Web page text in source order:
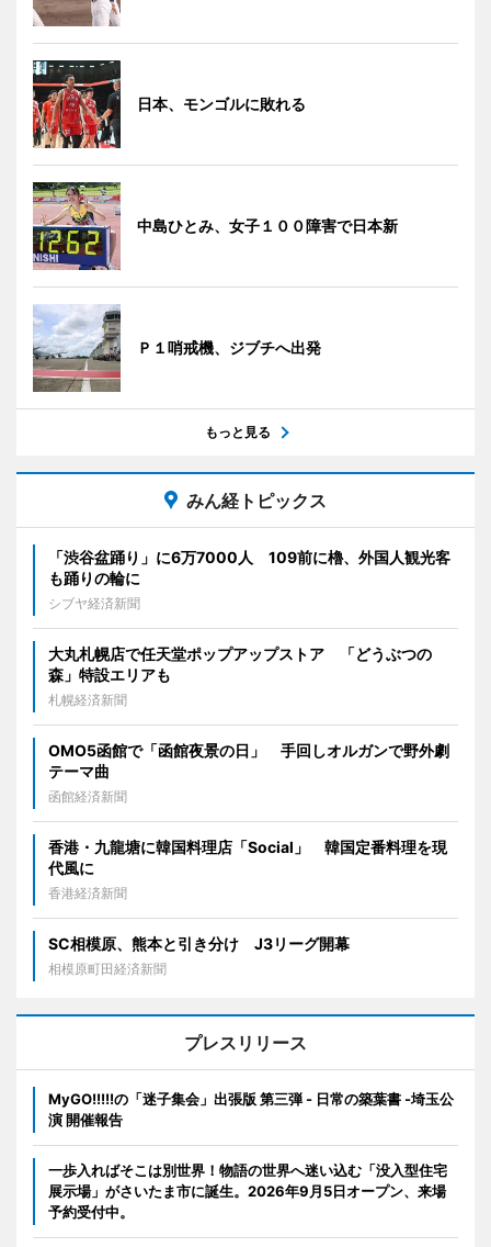
日本、モンゴルに敗れる
中島ひとみ、女子１００障害で日本新
Ｐ１哨戒機、ジブチへ出発
もっと見る
みん経トピックス
「渋谷盆踊り」に6万7000人 109前に櫓、外国人観光客
も踊りの輪に
シブヤ経済新聞
大丸札幌店で任天堂ポップアップストア 「どうぶつの
森」特設エリアも
札幌経済新聞
OMO5函館で「函館夜景の日」 手回しオルガンで野外劇
テーマ曲
函館経済新聞
香港・九龍塘に韓国料理店「Social」 韓国定番料理を現
代風に
香港経済新聞
SC相模原、熊本と引き分け J3リーグ開幕
相模原町田経済新聞
プレスリリース
MyGO!!!!!の「迷子集会」出張版 第三弾 - 日常の築葉書 -埼玉公
演 開催報告
一歩入ればそこは別世界！物語の世界へ迷い込む「没入型住宅
展示場」がさいたま市に誕生。2026年9月5日オープン、来場
予約受付中。